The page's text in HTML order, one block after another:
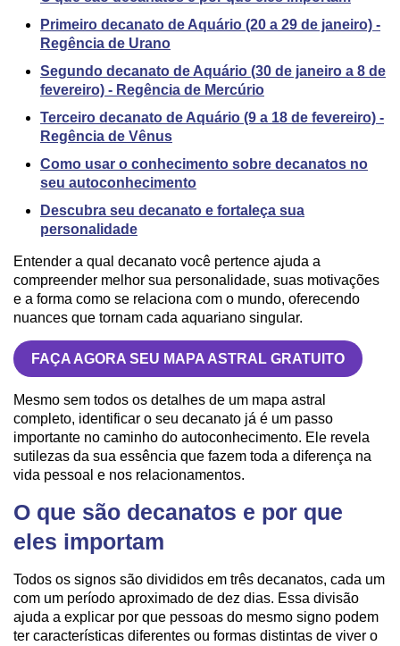
Primeiro decanato de Aquário (20 a 29 de janeiro) -
Regência de Urano
Segundo decanato de Aquário (30 de janeiro a 8 de
fevereiro) - Regência de Mercúrio
Terceiro decanato de Aquário (9 a 18 de fevereiro) -
Regência de Vênus
Como usar o conhecimento sobre decanatos no
seu autoconhecimento
Descubra seu decanato e fortaleça sua
personalidade
Entender a qual decanato você pertence ajuda a
compreender melhor sua personalidade, suas motivações
e a forma como se relaciona com o mundo, oferecendo
nuances que tornam cada aquariano singular.
FAÇA AGORA SEU MAPA ASTRAL GRATUITO
Mesmo sem todos os detalhes de um mapa astral
completo, identificar o seu decanato já é um passo
importante no caminho do autoconhecimento. Ele revela
sutilezas da sua essência que fazem toda a diferença na
vida pessoal e nos relacionamentos.
O que são decanatos e por que
eles importam
Todos os signos são divididos em três decanatos, cada um
com um período aproximado de dez dias. Essa divisão
ajuda a explicar por que pessoas do mesmo signo podem
ter características diferentes ou formas distintas de viver o